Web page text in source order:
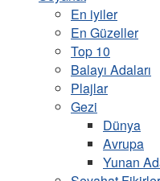
En iyiler
En Güzeller
Top 10
Balayı Adaları
Plajlar
Gezi
Dünya
Avrupa
Yunan